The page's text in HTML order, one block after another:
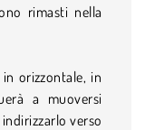
rimasti nella
orizzontale, in
a muoversi
verso